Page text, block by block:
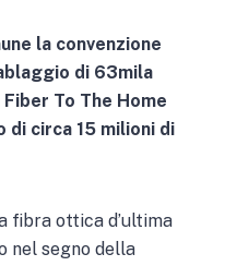
la convenzione
di 63mila
To The Home
di circa 15 milioni di
fibra ottica d’ultima
nel segno della